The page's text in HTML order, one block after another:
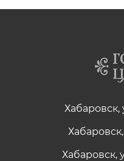
Хабаровск,